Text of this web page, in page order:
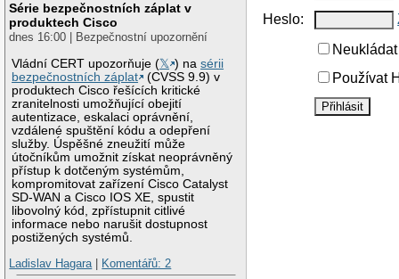
Série bezpečnostních záplat v
produktech Cisco
dnes 16:00 | Bezpečnostní upozornění
Vládní CERT upozorňuje (𝕏 ) nasérii
bezpečnostních záplat
(CVSS 9.9) v
produktech Cisco řešících kritické
zranitelnosti umožňující obejití
autentizace, eskalaci oprávnění,
vzdálené spuštění kódu a odepření
služby. Úspěšné zneužití může
útočníkům umožnit získat neoprávněný
přístup k dotčeným systémům,
kompromitovat zařízení Cisco Catalyst
SD-WAN a Cisco IOS XE, spustit
libovolný kód, zpřístupnit citlivé
informace nebo narušit dostupnost
postižených systémů.
Ladislav Hagara| Komentářů: 2
Heslo:
Používat